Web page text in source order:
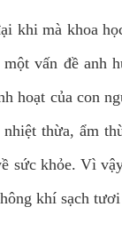
khi mà khoa
vấn đề anh
hoạt của con
nhiệt thừa, ẩm
sức khỏe. Vì
khí sạch